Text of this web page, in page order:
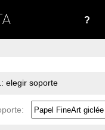
?
elegir soporte